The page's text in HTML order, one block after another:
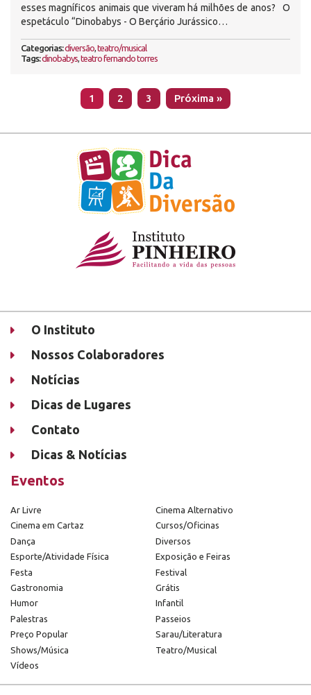
esses magníficos animais que viveram há milhões de anos? O
espetáculo “Dinobabys - O Berçário Jurássico…
Categorias:diversão,teatro/musical
Tags:dinobabys,teatro fernando torres
1 2 3 Próxima »
O Instituto
Nossos Colaboradores
Notícias
Dicas de Lugares
Contato
Dicas & Notícias
Eventos
Ar Livre
Cinema Alternativo
Cinema em Cartaz
Cursos/Oficinas
Dança
Diversos
Esporte/Atividade Física
Exposição e Feiras
Festa
Festival
Gastronomia
Grátis
Humor
Infantil
Palestras
Passeios
Preço Popular
Sarau/Literatura
Shows/Música
Teatro/Musical
Vídeos